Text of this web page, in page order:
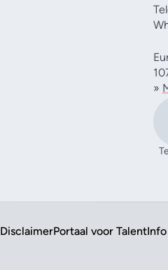
»
DisclaimerPortaal voor Talent